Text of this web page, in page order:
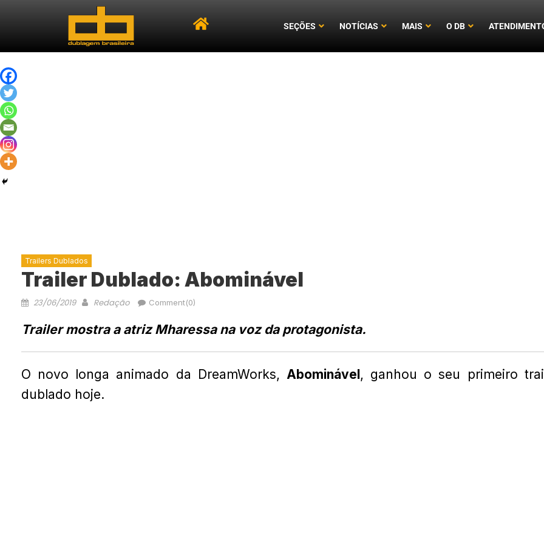
SEÇÕES NOTÍCIAS MAIS O DB
Trailers Dublados
Trailer Dublado: Abominável
23/06/2019 Redação Comment(0)
Trailer mostra a atriz Mharessa na voz da protagonista.
O novo longa animado da DreamWorks, Abominável, ganhou o seu primeiro
dublado hoje.